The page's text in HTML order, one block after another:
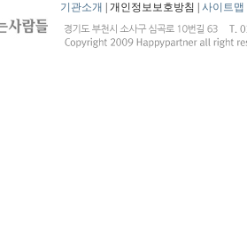
기관소개 | 개인정보보호방침 | 사이트맵